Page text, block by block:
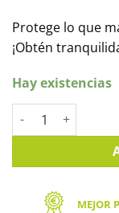
Protege lo que
¡Obtén
Hay existencias
Cámara IP
MEJOR